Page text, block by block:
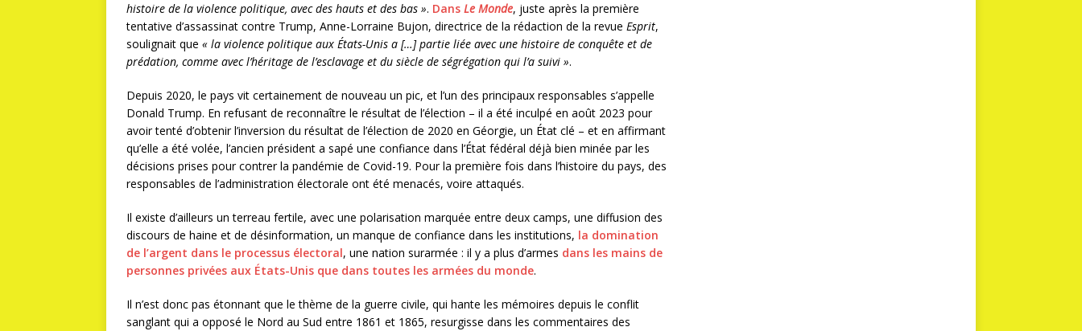
histoire de la violence politique, avec des hauts et des bas ». Dans Le Monde, juste après la première
tentative d’assassinat contre Trump, Anne-Lorraine Bujon, directrice de la rédaction de la revue Esprit,
soulignait que « la violence politique aux États-Unis a […] partie liée avec une histoire de conquête et de
prédation, comme avec l’héritage de l’esclavage et du siècle de ségrégation qui l’a suivi ».
Depuis 2020, le pays vit certainement de nouveau un pic, et l’un des principaux responsables s’appelle
Donald Trump. En refusant de reconnaître le résultat de l’élection – il a été inculpé en août 2023 pour
avoir tenté d’obtenir l’inversion du résultat de l’élection de 2020 en Géorgie, un État clé – et en affirmant
qu’elle a été volée, l’ancien président a sapé une confiance dans l’État fédéral déjà bien minée par les
décisions prises pour contrer la pandémie de Covid-19. Pour la première fois dans l’histoire du pays, des
responsables de l’administration électorale ont été menacés, voire attaqués.
Il existe d’ailleurs un terreau fertile, avec une polarisation marquée entre deux camps, une diffusion des
discours de haine et de désinformation, un manque de confiance dans les institutions, la domination
de l’argent dans le processus électoral, une nation surarmée : il y a plus d’armes dans les mains de
personnes privées aux États-Unis que dans toutes les armées du monde.
Il n’est donc pas étonnant que le thème de la guerre civile, qui hante les mémoires depuis le conflit
sanglant qui a opposé le Nord au Sud entre 1861 et 1865, resurgisse dans les commentaires des